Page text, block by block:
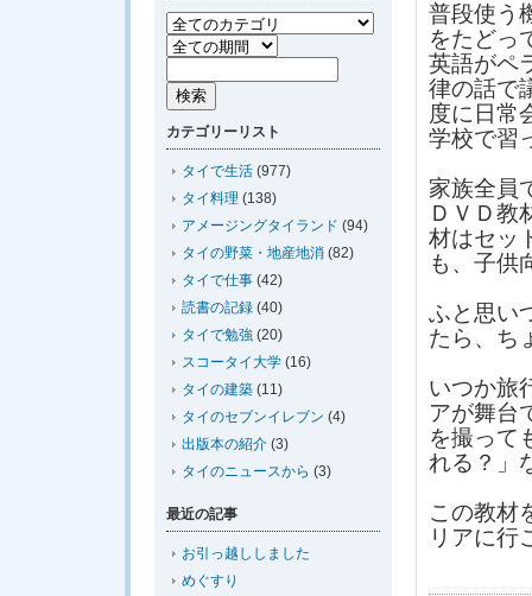
普段使う
をたどっ
英語がペ
律の話で
度に日常
学校で習
家族全員
ＤＶＤ教
材はセッ
も、子供
ふと思い
たら、ち
いつか旅
アが舞台
を撮って
れる？」
この教材
リアに行
カテゴリーリスト
タイで生活 (977)
タイ料理 (138)
アメージングタイランド (94)
タイの野菜・地産地消 (82)
タイで仕事 (42)
読書の記録 (40)
タイで勉強 (20)
スコータイ大学 (16)
タイの建築 (11)
タイのセブンイレブン (4)
出版本の紹介 (3)
タイのニュースから (3)
最近の記事
お引っ越ししました
めぐすり